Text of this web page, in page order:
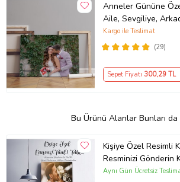
Anneler Gününe
Aile, Sevgiliye,
Hediye Kanvas Tablo
(29)
Kargo ile Teslimat
Sepet Fiyatı 300,29 TL
Bu Ürünü Alanlar Bunları da
Kişiye Özel Resimli
Resminizi Gönderin
Yapalım )
Aynı Gün Ücretsiz